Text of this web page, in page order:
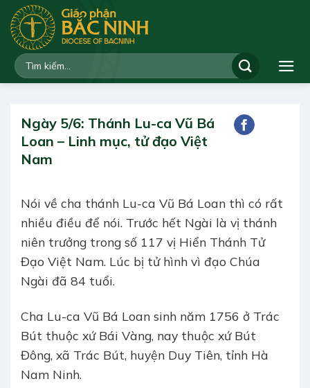
qua
dung
Ngày 5/6: Thánh Lu-ca Vũ Bá
Loan – Linh mục, tử đạo Việt
Nam
Nói về cha thánh Lu-ca Vũ Bá Loan thì có rất
nhiều điều để nói. Trước hết Ngài là vị thánh
niên trưởng trong số 117 vị Hiển Thánh Tử
Đạo Việt Nam. Lúc bị tử hình vì đạo Chúa
Ngài đã 84 tuổi.
Cha Lu-ca Vũ Bá Loan sinh năm 1756 ở Trác
Bút thuộc xứ Bái Vàng, nay thuộc xứ Bút
Đông, xã Trác Bút, huyện Duy Tiên, tỉnh Hà
Nam Ninh.